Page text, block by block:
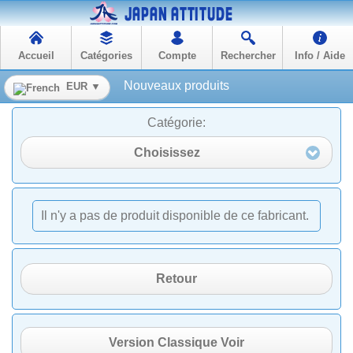
Accueil Catégories Compte Rechercher Info / Aide
EUR ▼ Nouveaux produits
Catégorie:
Choisissez
Il n'y a pas de produit disponible de ce fabricant.
Retour
Version Classique Voir